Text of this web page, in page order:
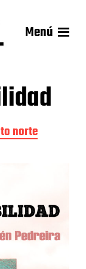
Menú
norte